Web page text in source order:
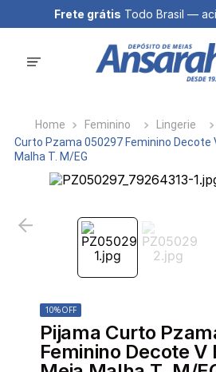
Frete grátis Todo Brasil —
Feminino Lingerie
Curto Pzama 050297 Feminino Decote
Malha T. M/EG
10%OFF
Pijama Curto
Feminino Decote V